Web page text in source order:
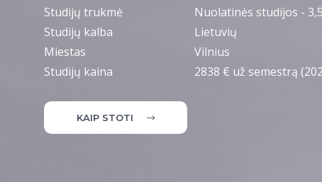
Studijų trukmė
Nuolatinės studijos -
Studijų kalba
Lietuvių
Miestas
Vilnius
Studijų kaina
2838 € už semestrą
KAIP STOTI